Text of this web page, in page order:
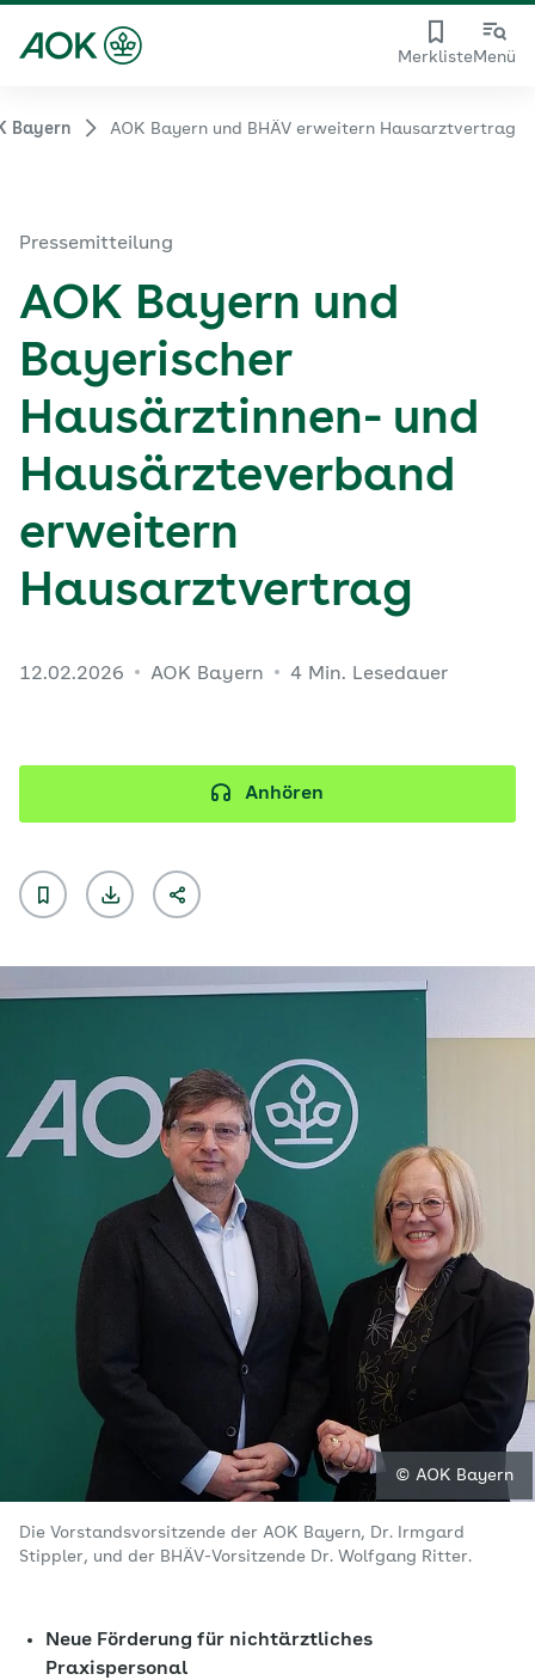
MerklisteMenü
Bayern AOK Bayern und BHÄV erweitern Hausarztvertrag
Pressemitteilung
AOK Bayern und
Bayerischer
Hausärztinnen- und
Hausärzteverband
erweitern
Hausarztvertrag
12.02.2026 AOK Bayern 4 Min. Lesedauer
Anhören
© AOK Bayern
Die Vorstandsvorsitzende der AOK Bayern, Dr. Irmgard
Stippler, und der BHÄV-Vorsitzende Dr. Wolfgang Ritter.
Neue Förderung für nichtärztliches
Praxispersonal